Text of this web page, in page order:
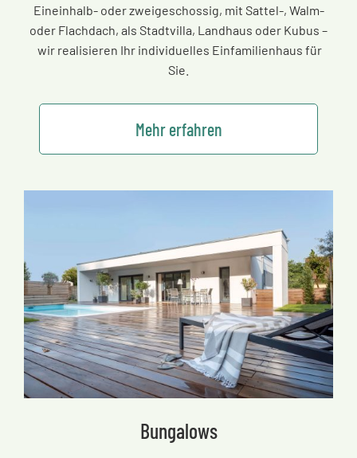
Eineinhalb- oder zweigeschossig, mit Sattel-, Walm-
oder Flachdach, als Stadtvilla, Landhaus oder Kubus –
wir realisieren Ihr individuelles Einfamilienhaus für
Sie.
Mehr erfahren
Bungalows